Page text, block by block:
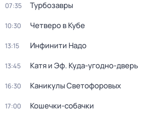
07:35 Турбозавры
10:30 Четверо в Кубе
13:15 Инфинити Надо
13:45 Катя и Эф. Куда-угодно-дверь
16:30 Каникулы Светофоровых
17:00 Кошечки-собачки